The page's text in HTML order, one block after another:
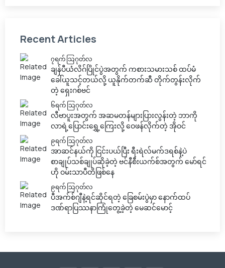
Recent Articles
၇ရက် သြဂုတ်လ
ချန်ပီယံလိဂ်ပြိုင်ပွဲအတွက် ကစားသမားသစ် ထပ်မံ
ခေါ်ယူသင့်တယ်လို့ ယူနိုက်တက်ဆီ တိုက်တွန်းလိုက်
တဲ့ ရှေးဂစ်ဗင်
၆ရက် သြဂုတ်လ
လီဗာပူးအတွက် အဆမတန်များပြားလွန်းတဲ့ ဘာကို
လာရဲ့ပြောင်းရွှေ့ကြေးလို့ ဝေဖန်လိုက်တဲ့ အိုဝင်
၉ရက် သြဂုတ်လ
အာဆင်နယ်ကို ငြင်းပယ်ပြီး ရီးရဲလ်မက်ဒရစ်နဲ့ပဲ
စာချုပ်သစ်ချုပ်ဆိုခဲ့တဲ့ ဗင်နီစီးယက်စ်အတွက် မော်ရင်
ဟို ဝမ်းသာပီတိဖြစ်နေ
၉ရက် သြဂုတ်လ
ပီအက်စ်ဂျီနဲ့ရင်ဆိုင်ရတဲ့ ခြေစမ်းပွဲမှာ နောက်ထပ်
ဒဏ်ရာပြဿနာကြုံတွေ့ခဲ့တဲ့ မေဆင်မောင့်